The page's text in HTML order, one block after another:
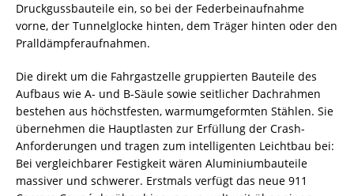
Druckgussbauteile ein, so bei der Federbeinaufnahme
vorne, der Tunnelglocke hinten, dem Träger hinten oder den
Pralldämpferaufnahmen.
Die direkt um die Fahrgastzelle gruppierten Bauteile des
Aufbaus wie A- und B-Säule sowie seitlicher Dachrahmen
bestehen aus höchstfesten, warmumgeformten Stählen. Sie
übernehmen die Hauptlasten zur Erfüllung der Crash-
Anforderungen und tragen zum intelligenten Leichtbau bei:
Bei vergleichbarer Festigkeit wären Aluminiumbauteile
massiver und schwerer. Erstmals verfügt das neue 911